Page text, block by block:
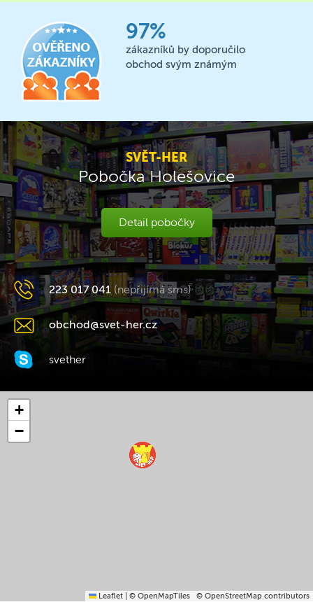
97%
zákazníků by doporučilo
obchod svým známým
SVĚT-HER
Pobočka Holešovice
Detail pobočky
223 017 041 (nepřijímá sms)
obchod@svet-her.cz
svether
+
−
Leaflet © OpenMapTiles © OpenStreetMap contributors